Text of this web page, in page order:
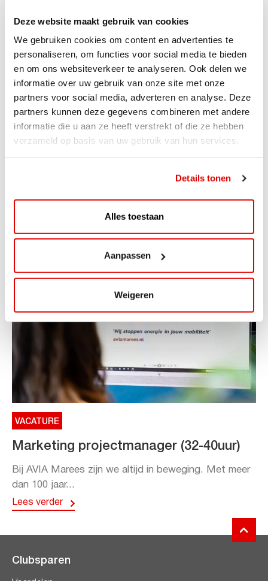
Deze website maakt gebruik van cookies
We gebruiken cookies om content en advertenties te
personaliseren, om functies voor social media te bieden
en om ons websiteverkeer te analyseren. Ook delen we
informatie over uw gebruik van onze site met onze
partners voor social media, adverteren en analyse. Deze
partners kunnen deze gegevens combineren met andere
informatie die u aan ze heeft verstrekt of die ze hebben
verzameld op basis van uw gebruik van hun services.
Details tonen
Alles toestaan
Aanpassen
Weigeren
ViaAVIA Super Deal: 20% korting bij
ViaAVIA Super Deal: €25 korting bij ViaLuxury Hotels
Toe aan een ontspannen nachtje...
Lees verder
VACATURE
Marketing projectmanager (32-40uur)
Bij AVIA Marees zijn we altijd in beweging. Met meer
dan 100 jaar...
Lees verder
Clubsparen